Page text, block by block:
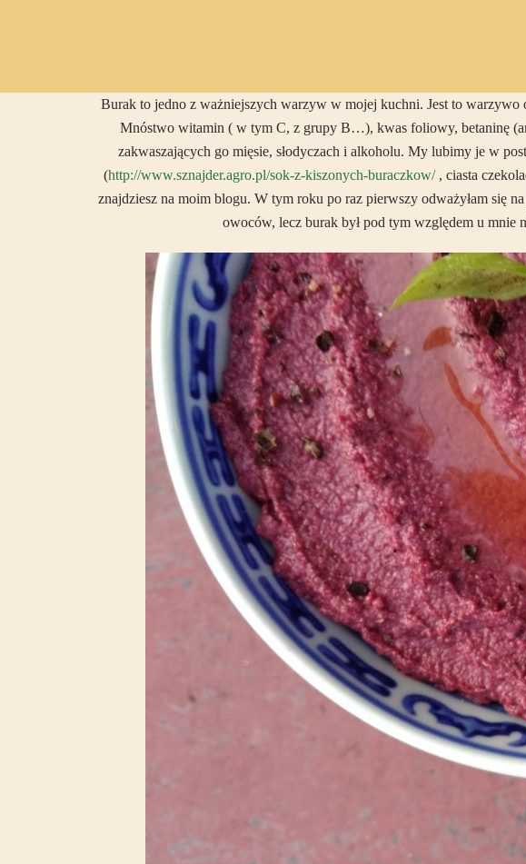
Burak to jedno z ważniejszych warzyw w mojej kuchni. Jest to warzywo
Mnóstwo witamin ( w tym C, z grupy B…), kwas foliowy, betaninę
zakwaszających go mięsie, słodyczach i alkoholu. My lubimy je w
(http://www.sznajder.agro.pl/sok-z-kiszonych-buraczkow/, ciasta
znajdziesz na moim blogu. W tym roku po raz pierwszy odważyłam się
owoców, lecz burak był pod tym względem u mnie